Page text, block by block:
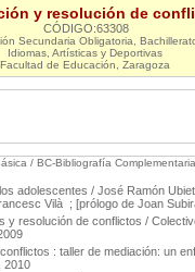
y resolución de
CÓDIGO:63308
Secundaria Obligatoria,
Idiomas, Artísticas y Deportivas
Facultad de Educación, Zaragoza
/ BC-Bibliografía
adolescentes / José Ramón
Vilà ; [prólogo de Joan
y resolución de conflictos /
: taller de mediación: un
2010